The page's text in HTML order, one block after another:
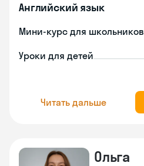
Английский язык
Мини-курс для школьников
Уроки для детей
Читать дальше
Ольга